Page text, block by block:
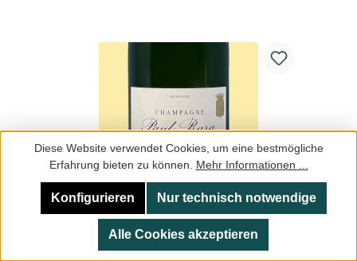
Paul Bara Brut Rosé
Diese Website verwendet Cookies, um eine bestmögliche
Erfahrung bieten zu können. Mehr Informationen ...
Nur technisch notwendige
Konfigurieren
Alle Cookies akzeptieren